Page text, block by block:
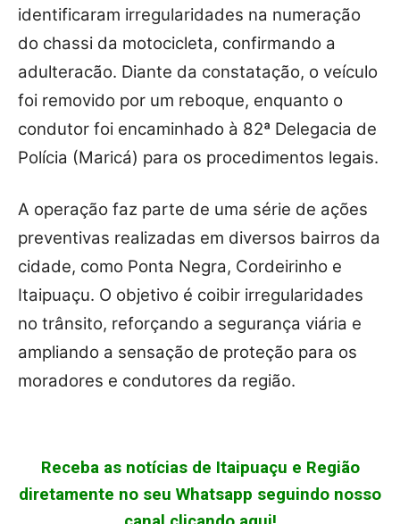
identificaram irregularidades na numeração
do chassi da motocicleta, confirmando a
adulteracão. Diante da constatação, o veículo
foi removido por um reboque, enquanto o
condutor foi encaminhado à 82ª Delegacia de
Polícia (Maricá) para os procedimentos legais.
A operação faz parte de uma série de ações
preventivas realizadas em diversos bairros da
cidade, como Ponta Negra, Cordeirinho e
Itaipuaçu. O objetivo é coibir irregularidades
no trânsito, reforçando a segurança viária e
ampliando a sensação de proteção para os
moradores e condutores da região.
Receba as notícias de Itaipuaçu e Região
diretamente no seu Whatsapp seguindo nosso